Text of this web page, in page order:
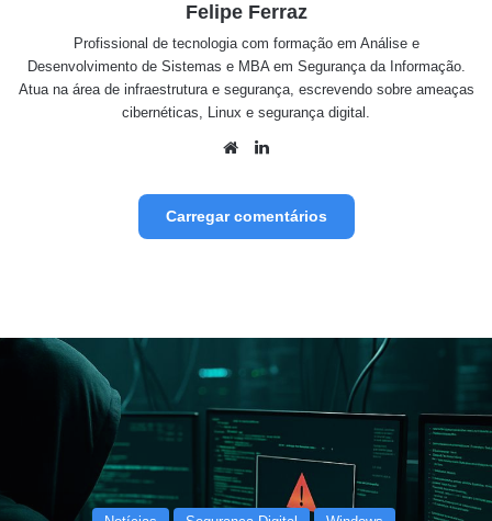
Felipe Ferraz
Profissional de tecnologia com formação em Análise e
Desenvolvimento de Sistemas e MBA em Segurança da Informação.
Atua na área de infraestrutura e segurança, escrevendo sobre ameaças
cibernéticas, Linux e segurança digital.
Website
Carregar comentários